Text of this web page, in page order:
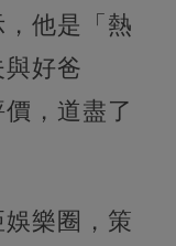
他是「熱
好爸
，道盡了
樂圈，策